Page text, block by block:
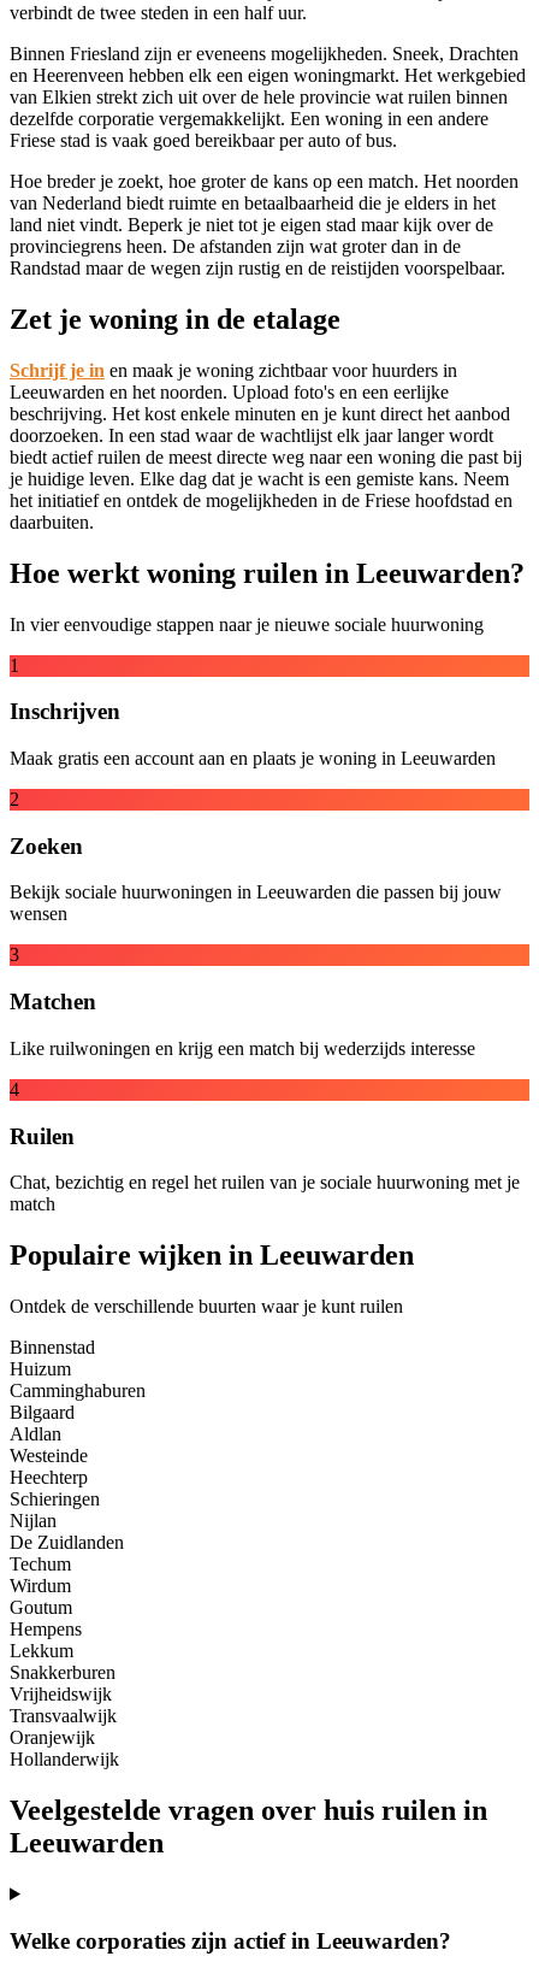
verbindt de twee steden in een half uur.
Binnen Friesland zijn er eveneens mogelijkheden. Sneek, Drachten
en Heerenveen hebben elk een eigen woningmarkt. Het werkgebied
van Elkien strekt zich uit over de hele provincie wat ruilen binnen
dezelfde corporatie vergemakkelijkt. Een woning in een andere
Friese stad is vaak goed bereikbaar per auto of bus.
Hoe breder je zoekt, hoe groter de kans op een match. Het noorden
van Nederland biedt ruimte en betaalbaarheid die je elders in het
land niet vindt. Beperk je niet tot je eigen stad maar kijk over de
provinciegrens heen. De afstanden zijn wat groter dan in de
Randstad maar de wegen zijn rustig en de reistijden voorspelbaar.
Zet je woning in de etalage
Schrijf je in en maak je woning zichtbaar voor huurders in
Leeuwarden en het noorden. Upload foto's en een eerlijke
beschrijving. Het kost enkele minuten en je kunt direct het aanbod
doorzoeken. In een stad waar de wachtlijst elk jaar langer wordt
biedt actief ruilen de meest directe weg naar een woning die past bij
je huidige leven. Elke dag dat je wacht is een gemiste kans. Neem
het initiatief en ontdek de mogelijkheden in de Friese hoofdstad en
daarbuiten.
Hoe werkt woning ruilen in Leeuwarden?
In vier eenvoudige stappen naar je nieuwe sociale huurwoning
1
Inschrijven
Maak gratis een account aan en plaats je woning in Leeuwarden
2
Zoeken
Bekijk sociale huurwoningen in Leeuwarden die passen bij jouw
wensen
3
Matchen
Like ruilwoningen en krijg een match bij wederzijds interesse
4
Ruilen
Chat, bezichtig en regel het ruilen van je sociale huurwoning met je
match
Populaire wijken in Leeuwarden
Ontdek de verschillende buurten waar je kunt ruilen
Binnenstad
Huizum
Camminghaburen
Bilgaard
Aldlan
Westeinde
Heechterp
Schieringen
Nijlan
De Zuidlanden
Techum
Wirdum
Goutum
Hempens
Lekkum
Snakkerburen
Vrijheidswijk
Transvaalwijk
Oranjewijk
Hollanderwijk
Veelgestelde vragen over huis ruilen in
Leeuwarden
Welke corporaties zijn actief in Leeuwarden?